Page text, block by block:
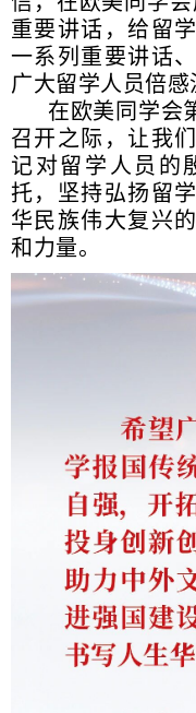
重要讲话，给留
一系列重要讲话
广大留学人员倍感
在欧美同学会
召开之际，让我
记对留学人员的
托，坚持弘扬留
华民族伟大复兴
和力量。